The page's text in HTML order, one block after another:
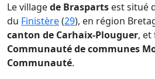
Le villagede Brasparts est situé
du Finistère(29), en région
canton de Carhaix-Plouguer, et
Communauté de communes
Communauté.